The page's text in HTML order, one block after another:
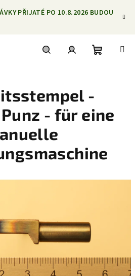
PŘIJATÉ PO 10.8.2026 BUDOU
-
- für eine